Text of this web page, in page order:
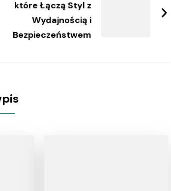
które Łączą Styl z
Wydajnością i
Bezpieczeństwem